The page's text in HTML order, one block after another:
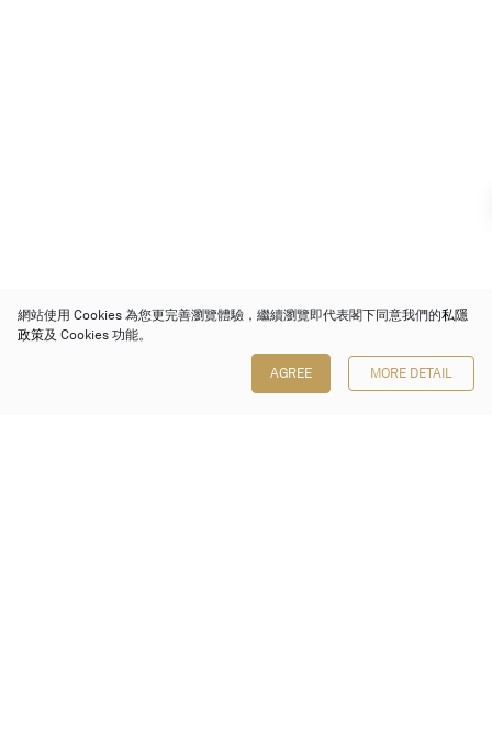
網站使用 Cookies 為您更完善瀏覽體驗，繼續瀏覽即代表閣下同意我們的私隱
政策及 Cookies 功能。
AGREE MORE DETAIL